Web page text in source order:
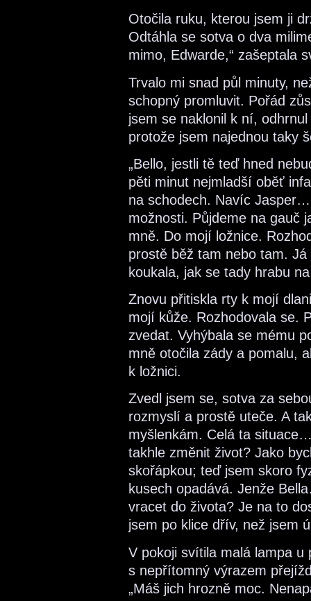
Otočila ruku, kterou jsem ji
Odtáhla se sotva o dva
mimo, Edwarde,“ zašeptala
Trvalo mi snad půl minuty,
schopný promluvit. Pořád
jsem se naklonil k ní,
protože jsem najednou taky
„Bello, jestli tě teď hned
pěti minut nejmladší oběť
na schodech. Navíc
možnosti. Půjdeme na gauč
mně. Do mojí ložnice.
prostě běž tam nebo tam.
koukala, jak se tady hrabu na
Znovu přitiskla rty k mojí
mojí kůže. Rozhodovala se.
zvedat. Vyhýbala se mému
mně otočila zády a pomalu,
k ložnici.
Zvedl jsem se, sotva za
rozmyslí a prostě uteče. A
myšlenkám. Celá ta
takhle změnit život? Jako
skořápkou; teď jsem skoro
kusech opadává. Jenže
vracet do života? Je na to
jsem po klice dřív, než jsem
V pokoji svítila malá lampa u
s nepřítomný výrazem
„Máš jich hrozně moc.